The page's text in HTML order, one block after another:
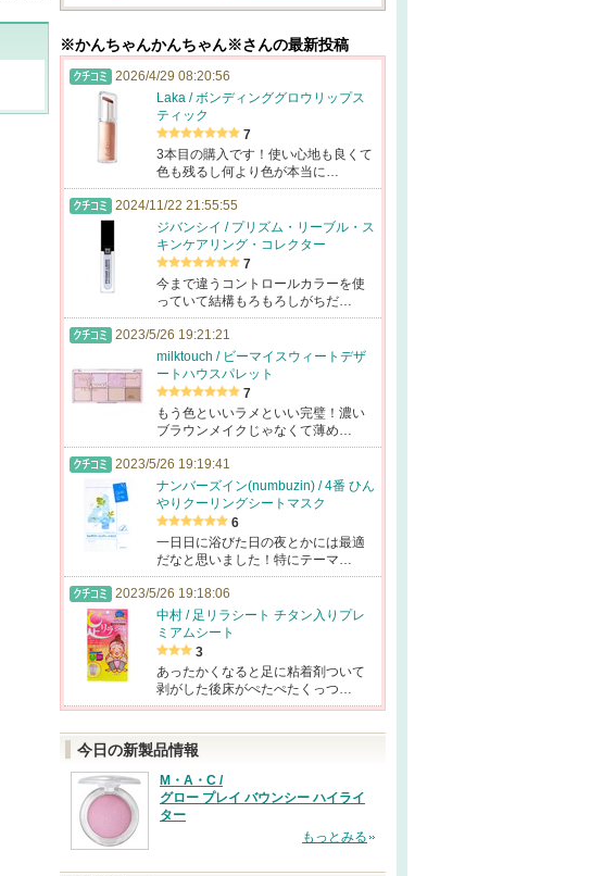
※かんちゃんかんちゃん※さんの最新投稿
2026/4/29 08:20:56
Laka / ボンディンググロウリップス
ティック
7
3本目の購入です！使い心地も良くて
色も残るし何より色が本当に…
2024/11/22 21:55:55
ジバンシイ / プリズム・リーブル・ス
キンケアリング・コレクター
7
今まで違うコントロールカラーを使
っていて結構もろもろしがちだ…
2023/5/26 19:21:21
milktouch / ビーマイスウィートデザ
ートハウスパレット
7
もう色といいラメといい完璧！濃い
ブラウンメイクじゃなくて薄め…
2023/5/26 19:19:41
ナンバーズイン(numbuzin) / 4番 ひん
やりクーリングシートマスク
6
一日日に浴びた日の夜とかには最適
だなと思いました！特にテーマ…
2023/5/26 19:18:06
中村 / 足リラシート チタン入りプレ
ミアムシート
3
あったかくなると足に粘着剤ついて
剥がした後床がぺたぺたくっつ…
今日の新製品情報
M・A・C /
グロー プレイ バウンシー ハイライ
ター
もっとみる